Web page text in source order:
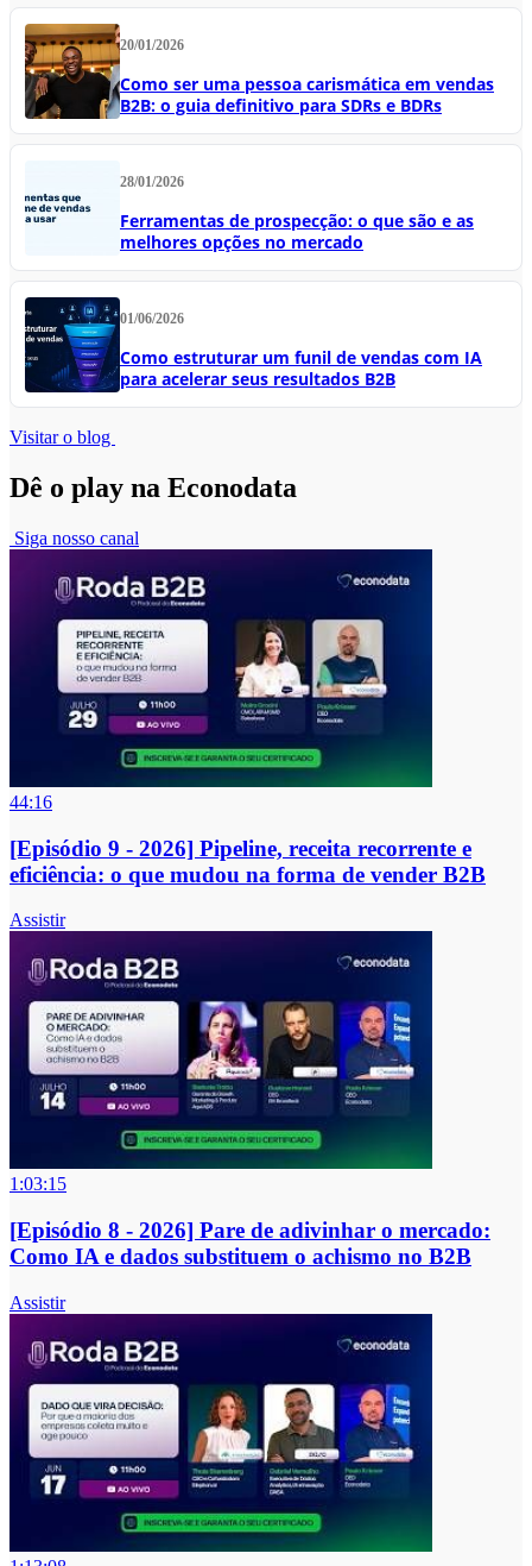
20/01/2026
Como ser uma pessoa carismática em vendas
B2B: o guia definitivo para SDRs e BDRs
28/01/2026
Ferramentas de prospecção: o que são e as
melhores opções no mercado
01/06/2026
Como estruturar um funil de vendas com IA
para acelerar seus resultados B2B
Visitar o blog
Dê o play na Econodata
Siga nosso canal
44:16
[Episódio 9 - 2026] Pipeline, receita recorrente e
eficiência: o que mudou na forma de vender B2B
Assistir
1:03:15
[Episódio 8 - 2026] Pare de adivinhar o mercado:
Como IA e dados substituem o achismo no B2B
Assistir